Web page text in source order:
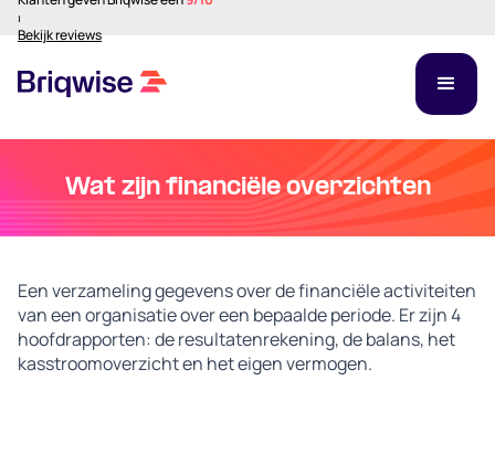
⏐
Bekijk reviews
Wat zijn financiële overzichten
Een verzameling gegevens over de financiële activiteiten
van een organisatie over een bepaalde periode. Er zijn 4
hoofdrapporten: de resultatenrekening, de balans, het
kasstroomoverzicht en het eigen vermogen.